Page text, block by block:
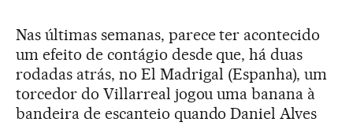
Nas últimas semanas, parece ter acontecido
um efeito de contágio desde que, há duas
rodadas atrás, no El Madrigal (Espanha), um
torcedor do Villarreal jogou uma banana à
bandeira de escanteio quando Daniel Alves